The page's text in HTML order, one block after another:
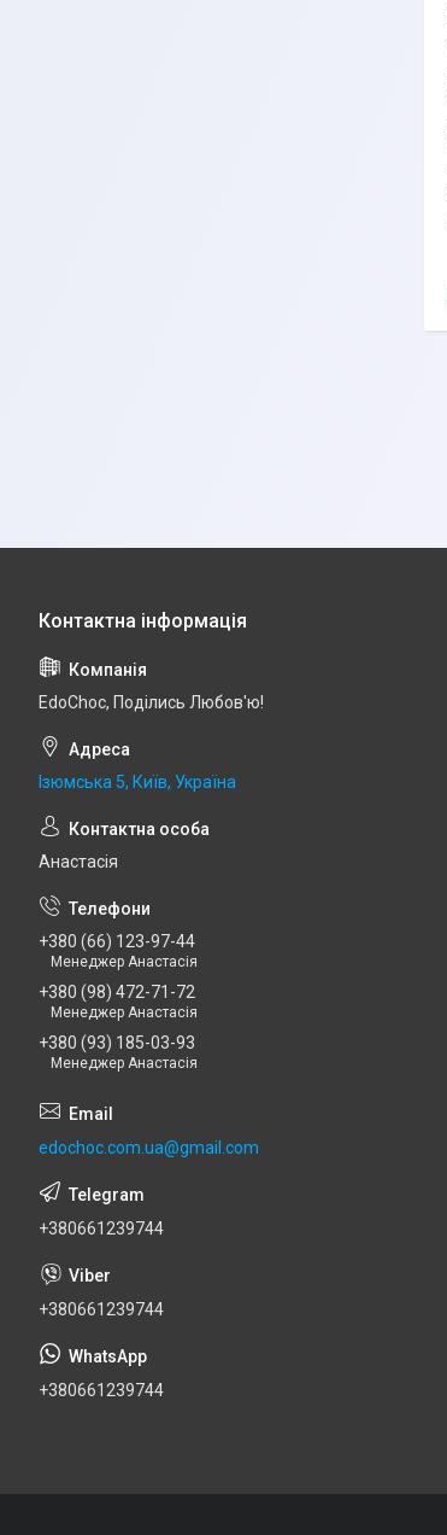
EdoСhoc, Поділись Любов'ю!
Ізюмська 5, Київ, Україна
Анастасія
+380 (66) 123-97-44
Менеджер Анастасія
+380 (98) 472-71-72
Менеджер Анастасія
+380 (93) 185-03-93
Менеджер Анастасія
edochoc.com.ua@gmail.com
+380661239744
+380661239744
+380661239744